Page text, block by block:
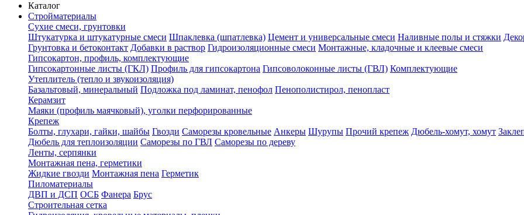
Каталог
Стройматериалы
Сухие смеси, грунтовки
Штукатурка и штукатурные смеси Шпаклевка (шпатлевка) Цемент и универсальные смеси Наливные полы и стяжки
Грунтовка и бетоконтакт Добавки в раствор Гидроизоляционные смеси Монтажные, кладочные и клеевые смеси
Гипсокартон, профиль, комплектующие
Гипсокартонные листы (ГКЛ) Профиль для гипсокартона Гипсоволоконные листы (ГВЛ) Комплектующие
Утеплитель (тепло и звукоизоляция)
Базальтовый, минеральный Подложка под ламинат, пенофол Пенополистирол, пенопласт
Керамзит
Маяки (профиль маячковый), уголки перфорированные
Крепеж
Болты, глухари, гайки, шайбы Гвозди Саморезы кровельные Анкеры Шурупы Прочий крепеж Дюбель-хомут, хомут
Дюбель для теплоизоляции Саморезы по ГВЛ Саморезы по дереву
Ленты, серпянки
Монтажная пена, герметики
Жидкие гвозди Монтажная пена Герметик
Пиломатериалы
ДВП и ДСП ОСБ Фанера Брус
Строительная сетка